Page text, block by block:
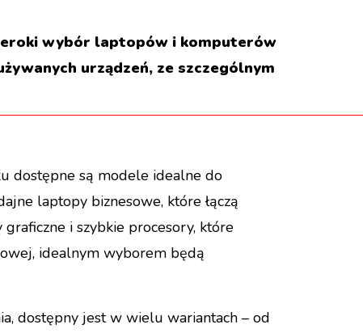
wybór laptopów i komputerów
urządzeń, ze szczególnym
dostępne są modele idealne do
laptopy biznesowe, które łączą
i szybkie procesory, które
idealnym wyborem będą
dostępny jest w wielu wariantach – od